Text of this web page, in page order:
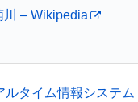
川 – Wikipedia
ルタイム情報システ